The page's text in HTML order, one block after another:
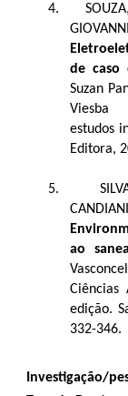
4.
de caso
Suzan
Viesba
estudos
Editora,
5.
ao
Ciências
edição.
332-346.
Investigação/